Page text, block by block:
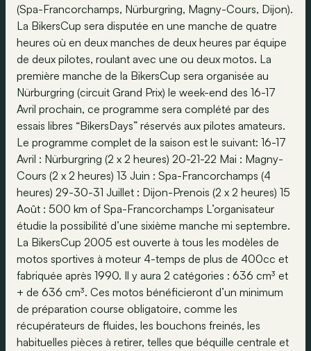
(Spa-Francorchamps, Nürburgring, Magny-Cours, Dijon).
La BikersCup sera disputée en une manche de quatre
heures où en deux manches de deux heures par équipe
de deux pilotes, roulant avec une ou deux motos. La
première manche de la BikersCup sera organisée au
Nürburgring (circuit Grand Prix) le week-end des 16-17
Avril prochain, ce programme sera complété par des
essais libres “BikersDays” réservés aux pilotes amateurs.
Le programme complet de la saison est le suivant: 16-17
Avril : Nürburgring (2 x 2 heures) 20-21-22 Mai : Magny-
Cours (2 x 2 heures) 13 Juin : Spa-Francorchamps (4
heures) 29-30-31 Juillet : Dijon-Prenois (2 x 2 heures) 15
Août : 500 km of Spa-Francorchamps L’organisateur
étudie la possibilité d’une sixième manche mi septembre.
La BikersCup 2005 est ouverte à tous les modèles de
motos sportives à moteur 4-temps de plus de 400cc et
fabriquée après 1990. Il y aura 2 catégories : 636 cm³ et
+ de 636 cm³. Ces motos bénéficieront d’un minimum
de préparation course obligatoire, comme les
récupérateurs de fluides, les bouchons freinés, les
habituelles pièces à retirer, telles que béquille centrale et